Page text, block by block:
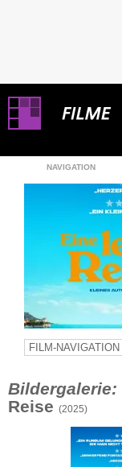
NAVIGATION
Bildergalerie:
Reise (2025)